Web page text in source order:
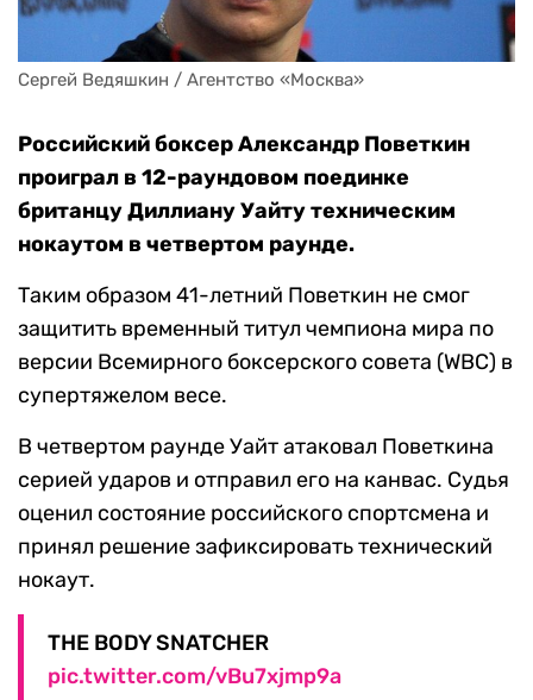
Сергей Ведяшкин / Агентство «Москва»
Российский боксер Александр Поветкин
проиграл в 12-раундовом поединке
британцу Диллиану Уайту техническим
нокаутом в четвертом раунде.
Таким образом 41-летний Поветкин не смог
защитить временный титул чемпиона мира по
версии Всемирного боксерского совета (WBC) в
супертяжелом весе.
В четвертом раунде Уайт атаковал Поветкина
серией ударов и отправил его на канвас. Судья
оценил состояние российского спортсмена и
принял решение зафиксировать технический
нокаут.
THE BODY SNATCHER
pic.twitter.com/vBu7xjmp9a